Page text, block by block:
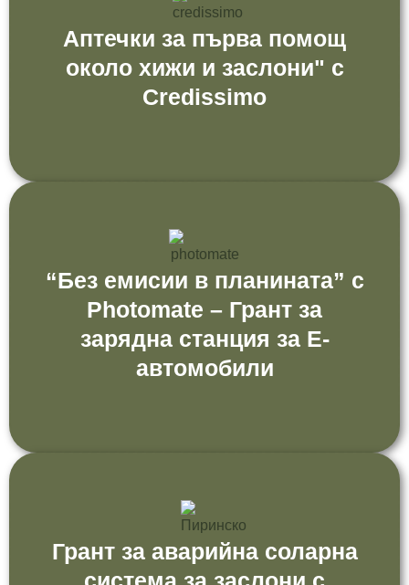
Аптечки за първа помощ
около хижи и заслони" с
Credissimo
“Без емисии в планината” с
Photomate – Грант за
зарядна станция за Е-
автомобили
Грант за аварийна соларна